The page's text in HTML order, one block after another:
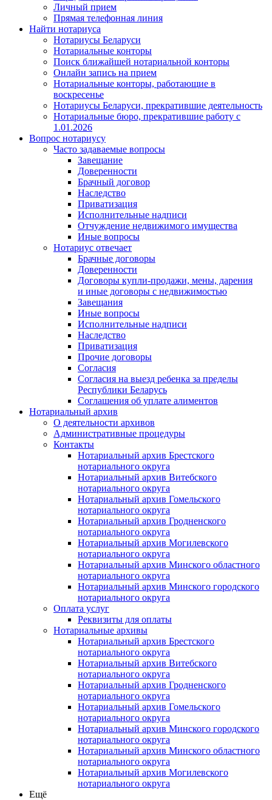
Личный прием
Прямая телефонная линия
Найти нотариуса
Нотариусы Беларуси
Нотариальные конторы
Поиск ближайшей нотариальной конторы
Онлайн запись на прием
Нотариальные конторы, работающие в
воскресенье
Нотариусы Беларуси, прекратившие деятельность
Нотариальные бюро, прекратившие работу с
1.01.2026
Вопрос нотариусу
Часто задаваемые вопросы
Завещание
Доверенности
Брачный договор
Наследство
Приватизация
Исполнительные надписи
Отчуждение недвижимого имущества
Иные вопросы
Нотариус отвечает
Брачные договоры
Доверенности
Договоры купли-продажи, мены, дарения
и иные договоры с недвижимостью
Завещания
Иные вопросы
Исполнительные надписи
Наследство
Приватизация
Прочие договоры
Согласия
Согласия на выезд ребенка за пределы
Республики Беларусь
Соглашения об уплате алиментов
Нотариальный архив
О деятельности архивов
Административные процедуры
Контакты
Нотариальный архив Брестского
нотариального округа
Нотариальный архив Витебского
нотариального округа
Нотариальный архив Гомельского
нотариального округа
Нотариальный архив Гродненского
нотариального округа
Нотариальный архив Могилевского
нотариального округа
Нотариальный архив Минского областного
нотариального округа
Нотариальный архив Минского городского
нотариального округа
Оплата услуг
Реквизиты для оплаты
Нотариальные архивы
Нотариальный архив Брестского
нотариального округа
Нотариальный архив Витебского
нотариального округа
Нотариальный архив Гродненского
нотариального округа
Нотариальный архив Гомельского
нотариального округа
Нотариальный архив Минского городского
нотариального округа
Нотариальный архив Минского областного
нотариального округа
Нотариальный архив Могилевского
нотариального округа
Ещё